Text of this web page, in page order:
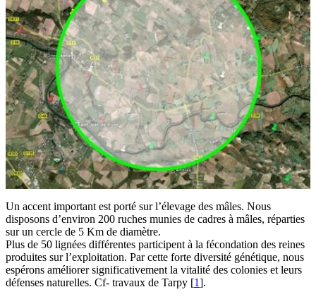
Un accent important est porté sur l’élevage des mâles. Nous
disposons d’environ 200 ruches munies de cadres à mâles, réparties
sur un cercle de 5 Km de diamètre.
Plus de 50 lignées différentes participent à la fécondation des reines
produites sur l’exploitation. Par cette forte diversité génétique, nous
espérons améliorer significativement la vitalité des colonies et leurs
défenses naturelles. Cf- travaux de Tarpy [1].